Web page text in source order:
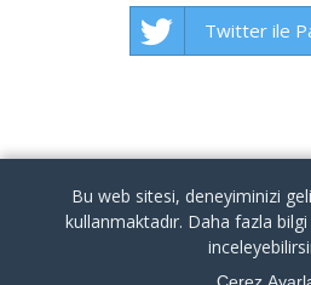
Twitter ile
Bu web sitesi, deneyiminizi
kullanmaktadır. Daha fazla bilgi